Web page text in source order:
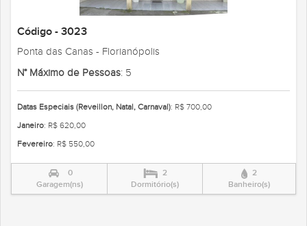
Código - 3023
Ponta das Canas - Florianópolis
N° Máximo de Pessoas: 5
Datas Especiais (Reveillon, Natal, Carnaval): R$ 700,00
Janeiro: R$ 620,00
Fevereiro: R$ 550,00
0
Garagem(ns)
2
Dormitório(s)
2
Banheiro(s)